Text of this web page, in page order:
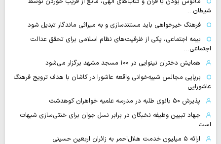
شیطان…
فرهنگ خیرخواهی باید مستندسازی و به میراثی ماندگار تبدیل شود
بیمه اجتماعی، یکی از ظرفیت‌های نظام اسلامی برای تحقق عدالت
اجتماعی…
همایش دختران نینوایی در ۱۰۰ مسجد مشهد برگزار می‌شود
برپایی مجالس شبیه‌خوانی واقعه عاشورا در کاشان با هدف ترویج فرهنگ
عاشورایی
پذیرش ۵۰ بانوی طلبه در مدرسه علمیه خواهران کوهدشت
جهاد تبیین وظیفه نخبگان در برابر نسل جوان برای خنثی‌سازی شبهات
است
ارائه ۵ میلیون خدمت هلال‌احمر به زائران اربعین حسینی